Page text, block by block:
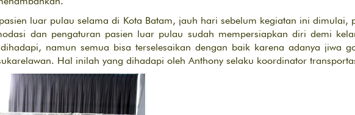
luar pulau selama di Kota Batam, jauh hari sebelum kegiatan ini dimulai,
dan pengaturan pasien luar pulau sudah mempersiapkan diri demi
namun semua bisa terselesaikan dengan baik karena adanya jiwa
Hal inilah yang dihadapi oleh Anthony selaku koordinator